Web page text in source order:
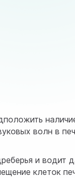
волн в
и водит
клеток